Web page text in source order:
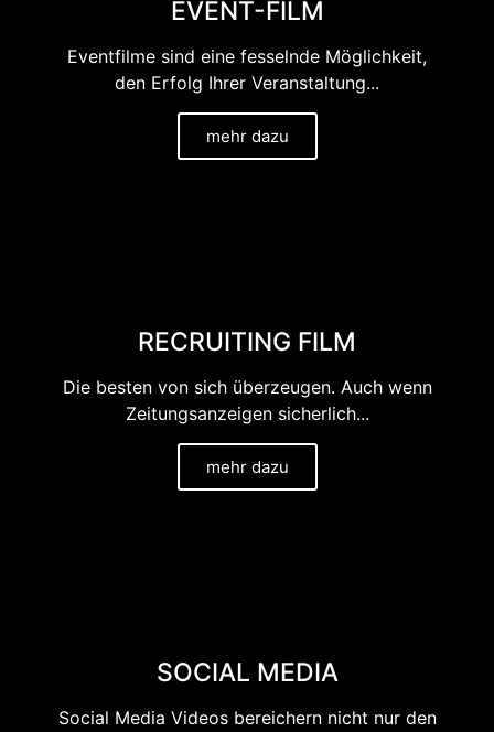
EVENT-FILM
Eventfilme sind eine fesselnde Möglichkeit,
den Erfolg Ihrer Veranstaltung...
mehr dazu
RECRUITING FILM
Die besten von sich überzeugen. Auch wenn
Zeitungsanzeigen sicherlich...
mehr dazu
SOCIAL MEDIA
Social Media Videos bereichern nicht nur den